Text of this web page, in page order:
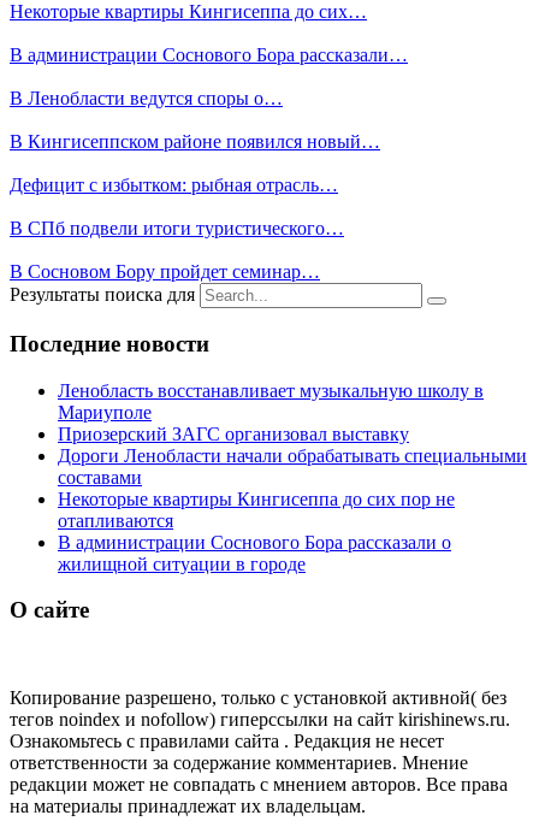
Некоторые квартиры Кингисеппа до сих…
В администрации Соснового Бора рассказали…
В Ленобласти ведутся споры о…
В Кингисеппском районе появился новый…
Дефицит с избытком: рыбная отрасль…
В СПб подвели итоги туристического…
В Сосновом Бору пройдет семинар…
Результаты поиска для
Последние новости
Ленобласть восстанавливает музыкальную школу в
Мариуполе
Приозерский ЗАГС организовал выставку
Дороги Ленобласти начали обрабатывать специальными
составами
Некоторые квартиры Кингисеппа до сих пор не
отапливаются
В администрации Соснового Бора рассказали о
жилищной ситуации в городе
О сайте
Копирование разрешено, только с установкой активной( без
тегов noindex и nofollow) гиперссылки на сайт kirishinews.ru.
Ознакомьтесь с правилами сайта . Редакция не несет
ответственности за содержание комментариев. Мнение
редакции может не совпадать с мнением авторов. Все права
на материалы принадлежат их владельцам.